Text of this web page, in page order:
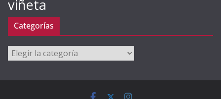
viñeta
Categorías
Categorías